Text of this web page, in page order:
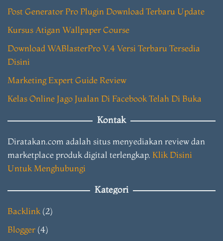
Post Generator Pro Plugin Download Terbaru Update
Kursus Atigan Wallpaper Course
Download WABlasterPro V.4 Versi Terbaru Tersedia
Disini
Marketing Expert Guide Review
Kelas Online Jago Jualan Di Facebook Telah Di Buka
Kontak
Diratakan.com adalah situs menyediakan review dan
marketplace produk digital terlengkap. Klik Disini
Untuk Menghubungi
Kategori
Backlink(2)
Blogger (4)